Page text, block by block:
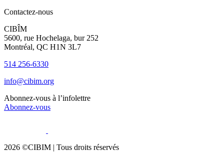
Contactez-nous
CIBÎM
5600, rue Hochelaga, bur 252
Montréal, QC H1N 3L7
514 256-6330
info@cibim.org
Abonnez-vous à l’infolettre
Abonnez-vous
2026 ©CIBIM | Tous droits réservés